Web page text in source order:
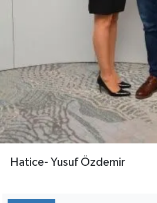
Hatice- Yusuf Özdemir